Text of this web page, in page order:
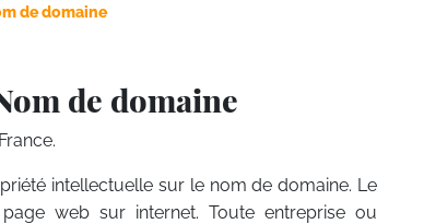
de domaine
de domaine
intellectuelle sur le nom de domaine. Le
web sur internet. Toute entreprise ou